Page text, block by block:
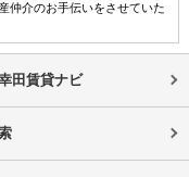
仲介のお手伝いをさせていた
田賃貸ナビ